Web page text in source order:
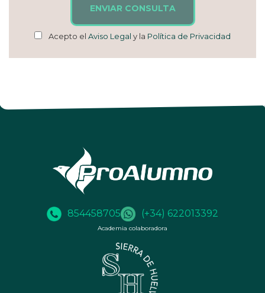
ENVIAR CONSULTA
Acepto el Aviso Legal y la Política de Privacidad
854458705 (+34) 622013392
Academia colaboradora